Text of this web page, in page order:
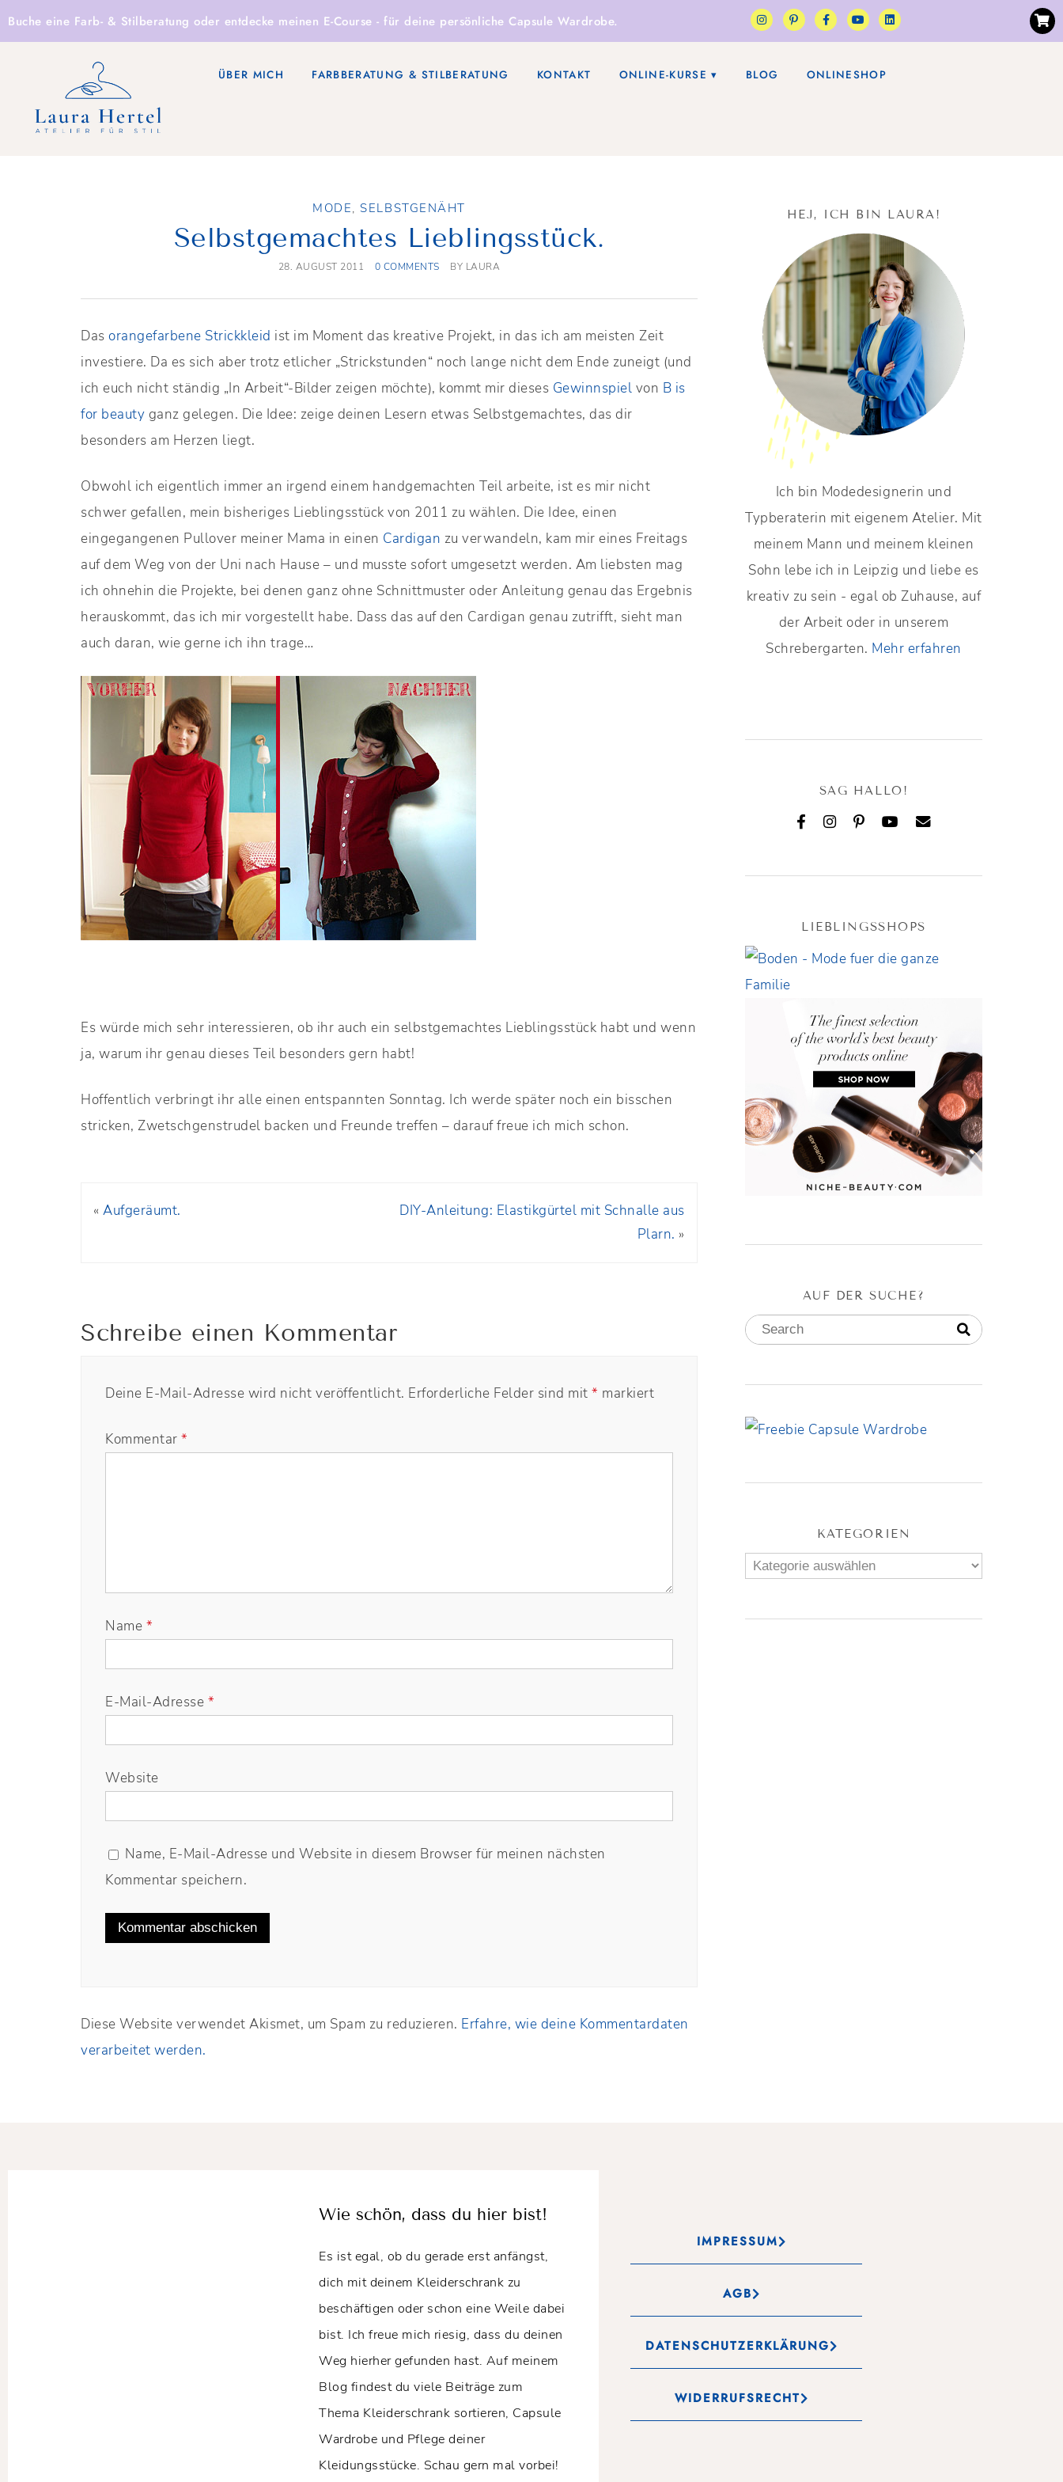
Buche eine Farb- & Stilberatung oder entdecke meinen E-Course - für deine persönliche Capsule Wardrobe.
ÜBER MICH FARBBERATUNG & STILBERATUNG KONTAKT ONLINE-KURSE BLOG ONLINESHOP
MODE, SELBSTGENÄHT
Selbstgemachtes Lieblingsstück.
28. AUGUST 2011 0 COMMENTS BY LAURA
Dasorangefarbene Strickkleid ist im Moment das kreative Projekt, in das ich am meisten Zeit
investiere. Da es sich aber trotz etlicher „Strickstunden“ noch lange nicht dem Ende zuneigt (und
ich euch nicht ständig „In Arbeit“-Bilder zeigen möchte), kommt mir dieses Gewinnspiel von B is
for beauty ganz gelegen. Die Idee: zeige deinen Lesern etwas Selbstgemachtes, das dir
besonders am Herzen liegt.
Obwohl ich eigentlich immer an irgend einem handgemachten Teil arbeite, ist es mir nicht
schwer gefallen, mein bisheriges Lieblingsstück von 2011 zu wählen. Die Idee, einen
eingegangenen Pullover meiner Mama in einen Cardigan zu verwandeln, kam mir eines Freitags
auf dem Weg von der Uni nach Hause – und musste sofort umgesetzt werden. Am liebsten mag
ich ohnehin die Projekte, bei denen ganz ohne Schnittmuster oder Anleitung genau das Ergebnis
herauskommt, das ich mir vorgestellt habe. Dass das auf den Cardigan genau zutrifft, sieht man
auch daran, wie gerne ich ihn trage…
Es würde mich sehr interessieren, ob ihr auch ein selbstgemachtes Lieblingsstück habt und wenn
ja, warum ihr genau dieses Teil besonders gern habt!
Hoffentlich verbringt ihr alle einen entspannten Sonntag. Ich werde später noch ein bisschen
stricken, Zwetschgenstrudel backen und Freunde treffen – darauf freue ich mich schon.
«Aufgeräumt.
DIY-Anleitung: Elastikgürtel mit Schnalle aus
Plarn. »
Schreibe einen Kommentar
Deine E-Mail-Adresse wird nicht veröffentlicht. Erforderliche Felder sind mit* markiert
Kommentar*
Name *
E-Mail-Adresse *
Website
Name, E-Mail-Adresse und Website in diesem Browser für meinen nächsten
Kommentar speichern.
Diese Website verwendet Akismet, um Spam zu reduzieren. Erfahre, wie deine Kommentardaten
verarbeitet werden.
HEJ, ICH BIN LAURA!
Ich bin Modedesignerin und
Typberaterin mit eigenem Atelier. Mit
meinem Mann und meinem kleinen
Sohn lebe ich in Leipzig und liebe es
kreativ zu sein - egal ob Zuhause, auf
der Arbeit oder in unserem
Schrebergarten. Mehr erfahren
SAG HALLO!
LIEBLINGSSHOPS
AUF DER SUCHE?
KATEGORIEN
Wie schön, dass du hier bist!
Es ist egal, ob du gerade erst anfängst,
dich mit deinem Kleiderschrank zu
beschäftigen oder schon eine Weile dabei
bist. Ich freue mich riesig, dass du deinen
Weg hierher gefunden hast. Auf meinem
Blog findest du viele Beiträge zum
Thema Kleiderschrank sortieren, Capsule
Wardrobe und Pflege deiner
Kleidungsstücke. Schau gern mal vorbei!
IMPRESSUM
AGB
DATENSCHUTZERKLÄRUNG
WIDERRUFSRECHT